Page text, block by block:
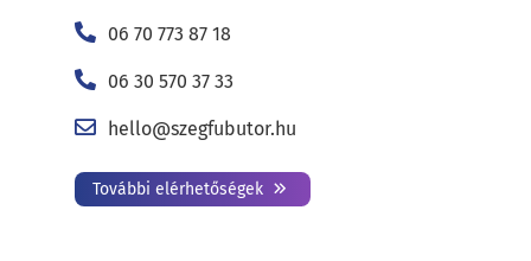
06 70 773 87 18
06 30 570 37 33
hello@szegfubutor.hu
További elérhetőségek